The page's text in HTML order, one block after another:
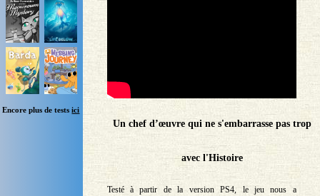
Encore plus de testsici
Un chef d’œuvre qui ne s'embarrasse pas trop
avec l'Histoire
Testé à partir de la version PS4, le jeu nous a